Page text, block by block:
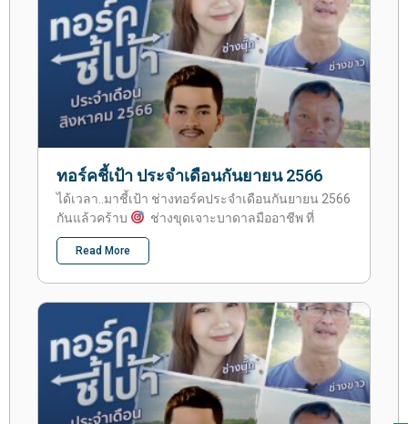
ทอร์คชี้เป้า ประจำเดือนกันยายน 2566
ได้เวลา..มาชี้เป้า ช่างทอร์คประจำเดือนกันยายน 2566
กันแล้วคร้าบ
ช่างขุดเจาะบาดาลมืออาชีพ ที่
Read More